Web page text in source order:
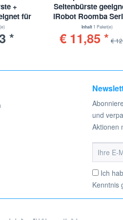
+
für
500
*
Seitenbürste
iRobot Roomba
Inhalt 1 Paket(e)
€ 11,85 * €
und
Aktionen
Ich
Kenntnis